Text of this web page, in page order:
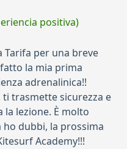
positiva)
Tarifa per una breve
fatto la mia prima
adrenalinica!!
trasmette sicurezza e
lezione. È molto
dubbi, la prossima
Academy!!!